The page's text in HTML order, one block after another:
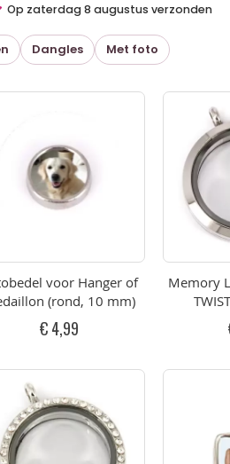
Op zaterdag 8 augustus verzonden
Dangles Met foto
voor Hanger of
(rond, 10 mm)
€ 4,99
Memory